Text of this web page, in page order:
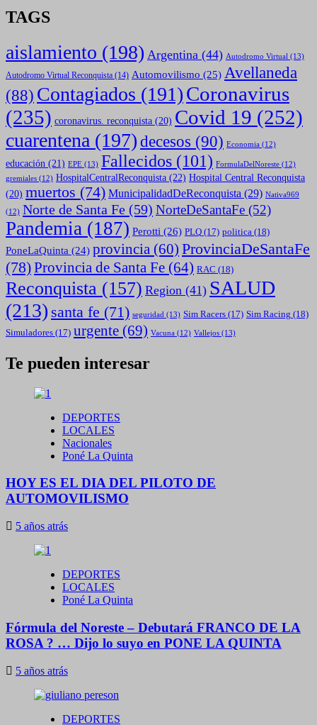
TAGS
aislamiento (198) Argentina (44) Autodromo Virtual (13)
Autodromo Virtual Reconquista (14) Automovilismo (25) Avellaneda
(88) Contagiados (191)Coronavirus
(235) coronavirus. reconquista (20) Covid 19 (252)
cuarentena (197) decesos (90) Economia (12)
educación (21) EPE (13) Fallecidos (101) FormulaDelNoreste (12)
gremiales (12) HospitalCentralReconquista (22) Hospital Central Reconquista
(20) muertos (74) MunicipalidadDeReconquista (29) Nativa969
(12) Norte de Santa Fe (59) NorteDeSantaFe (52)
Pandemia (187) Perotti (26) PLQ (17) politica (18)
PoneLaQuinta (24) provincia (60) ProvinciaDeSantaFe
(78)Provincia de Santa Fe (64) RAC (18)
Reconquista (157) Region (41) SALUD
(213) santa fe (71) seguridad (13) Sim Racers (17) Sim Racing (18)
Simuladores (17) urgente (69) Vacuna (12) Vallejos (13)
Te pueden interesar
DEPORTES
LOCALES
Nacionales
Poné La Quinta
HOY ES EL DIA DEL PILOTO DE
AUTOMOVILISMO
5 años atrás
DEPORTES
LOCALES
Poné La Quinta
Fórmula del Noreste – Debutará FRANCO DE LA
ROSA ? … Dijo lo suyo en PONE LA QUINTA
5 años atrás
DEPORTES